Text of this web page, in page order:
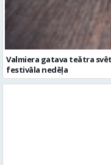
Valmiera gatava teātra
festivāla nedēļa